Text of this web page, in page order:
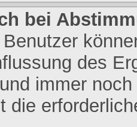
bei
des
immer
die